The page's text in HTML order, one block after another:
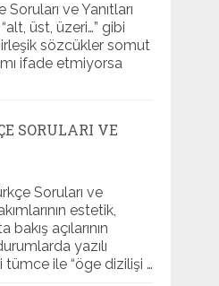
ve Yanıtları
üst, üzeri…” gibi
sözcükler somut
ifade etmiyorsa
SORULARI VE
Soruları ve
estetik,
açılarının
yazılı
tümce ile “öge dizilişi …